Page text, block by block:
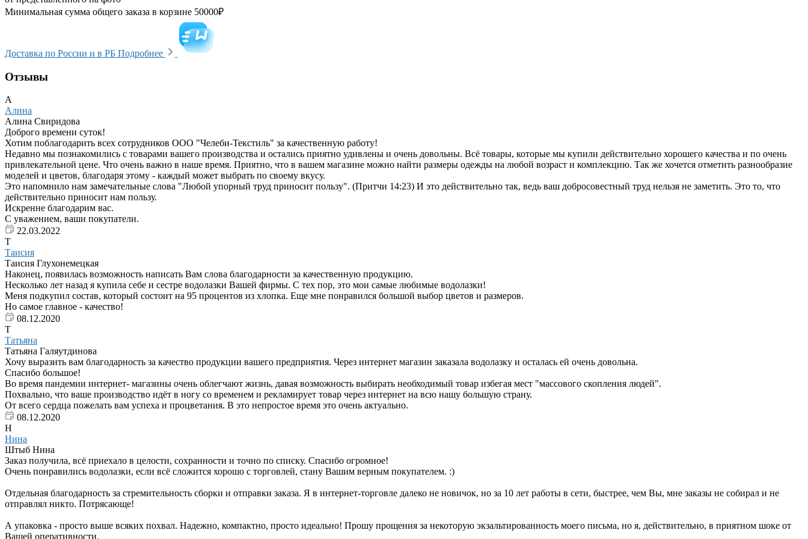
Минимальная сумма общего заказа в корзине 50000₽
Доставка по России и в РБ Подробнее
Отзывы
А
Алина
Алина Свиридова
Доброго времени суток!
Хотим поблагодарить всех сотрудников ООО "Челеби-Текстиль" за качественную работу!
Недавно мы познакомились с товарами вашего производства и остались приятно удивлены и очень довольны. Всё товары, которые мы купили действительно хорошего качества и по очень
привлекательной цене. Что очень важно в наше время. Приятно, что в вашем магазине можно найти размеры одежды на любой возраст и комплекцию. Так же хочется отметить разнообразие
моделей и цветов, благодаря этому - каждый может выбрать по своему вкусу.
Это напомнило нам замечательные слова "Любой упорный труд приносит пользу". (Притчи 14:23) И это действительно так, ведь ваш добросовестный труд нельзя не заметить. Это то, что
действительно приносит нам пользу.
Искренне благодарим вас.
С уважением, ваши покупатели.
22.03.2022
Т
Таисия
Таисия Глухонемецкая
Наконец, появилась возможность написать Вам слова благодарности за качественную продукцию.
Несколько лет назад я купила себе и сестре водолазки Вашей фирмы. С тех пор, это мои самые любимые водолазки!
Меня подкупил состав, который состоит на 95 процентов из хлопка. Еще мне понравился большой выбор цветов и размеров.
Но самое главное - качество!
08.12.2020
Т
Татьяна
Татьяна Галяутдинова
Хочу выразить вам благодарность за качество продукции вашего предприятия. Через интернет магазин заказала водолазку и осталась ей очень довольна.
Спасибо большое!
Во время пандемии интернет- магазины очень облегчают жизнь, давая возможность выбирать необходимый товар избегая мест "массового скопления людей".
Похвально, что ваше производство идёт в ногу со временем и рекламирует товар через интернет на всю нашу большую страну.
От всего сердца пожелать вам успеха и процветания. В это непростое время это очень актуально.
08.12.2020
Н
Нина
Штыб Нина
Заказ получила, всё приехало в целости, сохранности и точно по списку. Спасибо огромное!
Очень понравились водолазки, если всё сложится хорошо с торговлей, стану Вашим верным покупателем. :)
Отдельная благодарность за стремительность сборки и отправки заказа. Я в интернет-торговле далеко не новичок, но за 10 лет работы в сети, быстрее, чем Вы, мне заказы не собирал и не
отправлял никто. Потрясающе!
А упаковка - просто выше всяких похвал. Надежно, компактно, просто идеально! Прошу прощения за некоторую экзальтированность моего письма, но я, действительно, в приятном шоке от
Вашей оперативности.